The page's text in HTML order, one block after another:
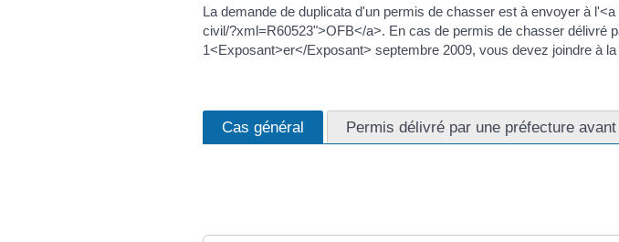
La demande de duplicata d'un permis de chasser est à envoyer à
civil/?xml=R60523">OFB</a>. En cas de permis de chasser délivré
1<Exposant>er</Exposant> septembre 2009, vous devez joindre à
Cas général Permis délivré par une préfecture